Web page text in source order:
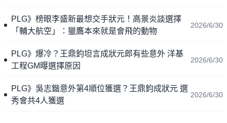
PLG》榜眼李盛新最想交手狀元！高景炎談選擇
「輔大航空」：獵鷹本來就是會飛的動物
2026/6/30
PLG》爆冷？王鼎鈞坦言成狀元郎有些意外 洋基
工程GM曝選擇原因
2026/6/30
PLG》吳志鍇意外第4順位獲選？王鼎鈞成狀元 選
秀會共4人獲選
2026/6/30